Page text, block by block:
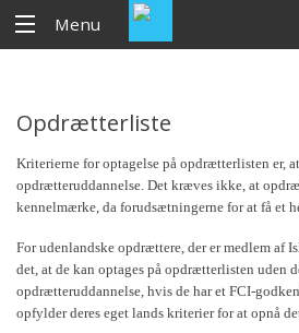
Menu
Opdrætterliste
Kriterierne for optagelse på opdrætterlisten er,
opdrætteruddannelse. Det kræves ikke, at
kennelmærke, da forudsætningerne for at få et
For udenlandske opdrættere, der er medlem af
det, at de kan optages på opdrætterlisten uden
opdrætteruddannelse, hvis de har et FCI-
opfylder deres eget lands kriterier for at opnå